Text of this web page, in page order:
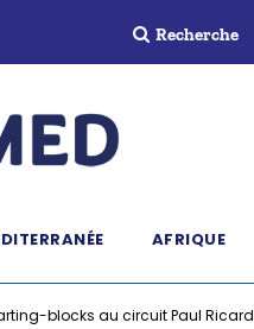
Recherche
AFRIQUE
blocks au circuit Paul Ricard